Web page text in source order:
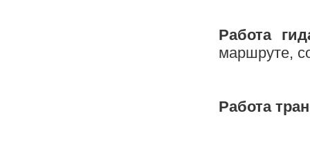
Работа
маршруте,
Работа